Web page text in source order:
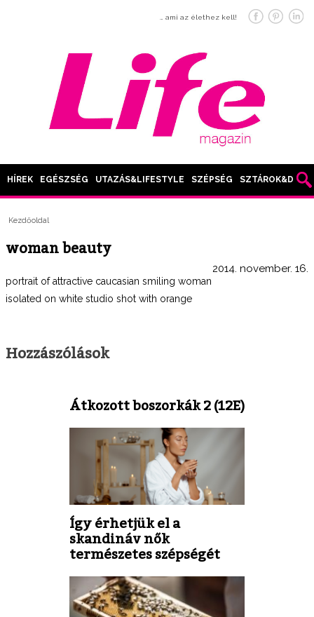
… ami az élethez kell!
HÍREK EGÉSZSÉG UTAZÁS&LIFESTYLE SZÉPSÉG SZTÁROK&DIVAT
Kezdőoldal
woman beauty
2014. november. 16.
portrait of attractive caucasian smiling woman
isolated on white studio shot with orange
Hozzászólások
Átkozott boszorkák 2 (12E)
Így érhetjük el a
skandináv nők
természetes szépségét